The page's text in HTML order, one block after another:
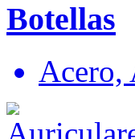
Botellas
Acero,